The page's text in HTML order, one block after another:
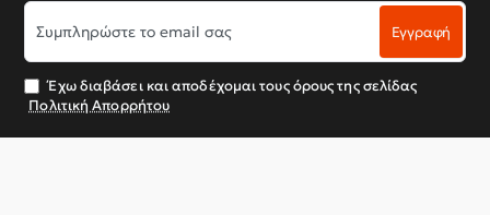
Συμπληρώστε
το
email
σας
Εγγραφή
Έχω διαβάσει και αποδέχομαι τους όρους της σελίδας
Πολιτική Απορρήτου